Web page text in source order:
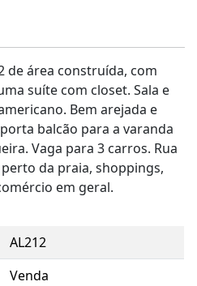
de área construída, com
suíte com closet. Sala e
Bem arejada e
balcão para a varanda
Vaga para 3 carros. Rua
da praia, shoppings,
em geral.
AL212
Venda